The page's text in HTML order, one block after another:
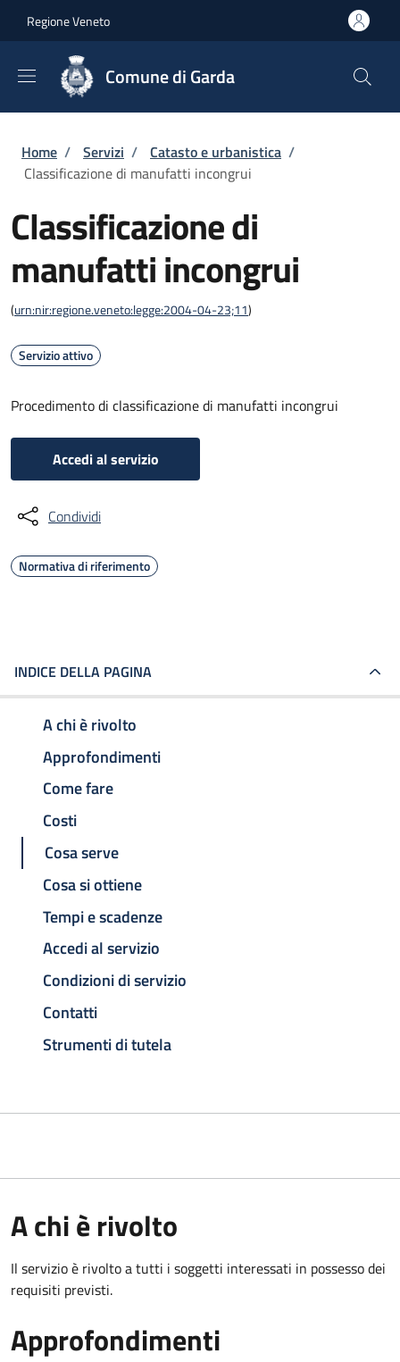
Regione Veneto
Comune di Garda
Briciole di pane
Home / Servizi / Catasto e urbanistica /
Classificazione di manufatti incongrui
Classificazione di
manufatti incongrui
(urn:nir:regione.veneto:legge:2004-04-23;11)
Servizio attivo
Procedimento di classificazione di manufatti incongrui
Accedi al servizio
Condividi
Normativa di riferimento
INDICE DELLA PAGINA
A chi è rivolto
Approfondimenti
Come fare
Costi
Cosa serve
Cosa si ottiene
Tempi e scadenze
Accedi al servizio
Condizioni di servizio
Contatti
Strumenti di tutela
A chi è rivolto
Il servizio è rivolto a tutti i soggetti interessati in possesso dei
requisiti previsti.
Approfondimenti